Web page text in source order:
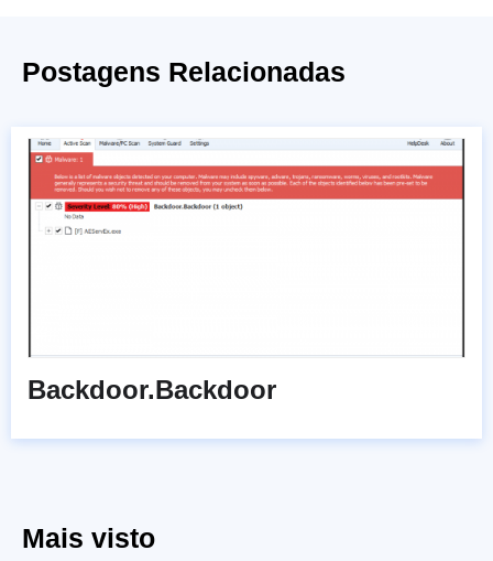
Postagens Relacionadas
Backdoor.Backdoor
Mais visto